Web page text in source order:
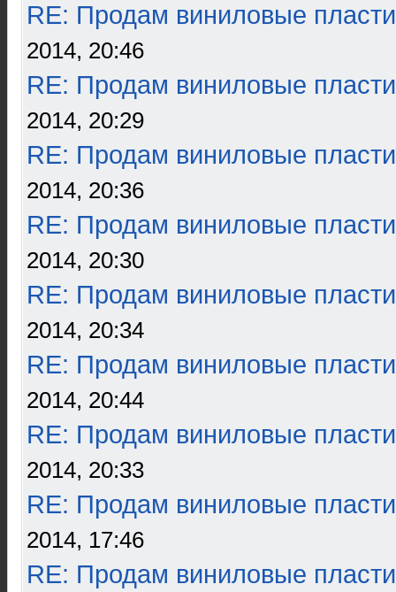
RE: Продам виниловые
2014, 20:46
RE: Продам виниловые
2014, 20:29
RE: Продам виниловые
2014, 20:36
RE: Продам виниловые
2014, 20:30
RE: Продам виниловые
2014, 20:34
RE: Продам виниловые
2014, 20:44
RE: Продам виниловые
2014, 20:33
RE: Продам виниловые
2014, 17:46
RE: Продам виниловые